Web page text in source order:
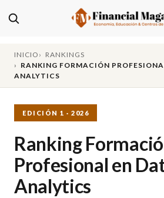
INICIO
RANKINGS
RANKING FORMACIÓN
ANALYTICS
EDICIÓN 1 · 2026
Ranking
Profesional en
Analytics